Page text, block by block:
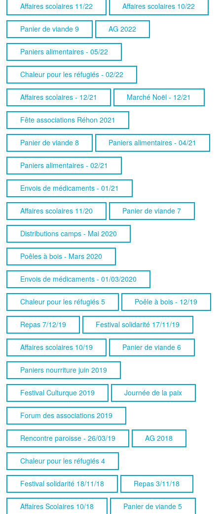
Affaires scolaires 11/22 Affaires scolaires 10/22
Panier de viande 9 AG 2022
Paniers alimentaires - 05/22
Chaleur pour les réfugiés - 02/22
Affaires scolaires - 12/21 Marché Noël - 12/21
Fête associations Réhon 2021
Panier de viande 8 Paniers alimentaires - 04/21
Paniers alimentaires - 02/21
Envois de médicaments - 01/21
Affaires scolaires 11/20 Panier de viande 7
Distributions camps - Mai 2020
Poêles à bois - Mars 2020
Envois de médicaments - 01/03/2020
Chaleur pour les réfugiés 5 Poêle à bois - 12/19
Repas 7/12/19 Festival solidarité 17/11/19
Affaires scolaires 10/19 Panier de viande 6
Paniers nourriture juin 2019
Festival Culturque 2019 Journée de la paix
Forum des associations 2019
Rencontre paroisse - 26/03/19 AG 2018
Chaleur pour les réfugiés 4
Festival solidarité 18/11/18 Repas 3/11/18
Affaires Scolaires 10/18 Panier de viande 5